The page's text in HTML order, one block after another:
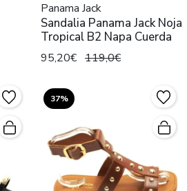
Panama Jack
Sandalia Panama Jack Noja
Tropical B2 Napa Cuerda
95,20€ 119,0€
37%